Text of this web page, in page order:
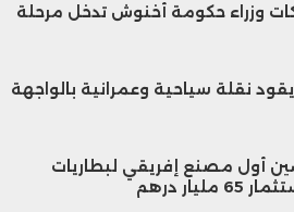
وزراء حكومة أخنوش تدخل مرحلة
نقلة سياحية وعمرانية بالواجهة
أول مصنع إفريقي لبطاريات
درهم